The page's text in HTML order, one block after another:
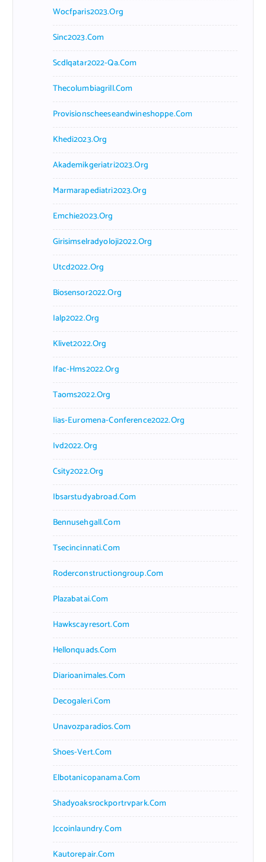
Wocfparis2023.org
Sinc2023.com
Scdlqatar2022-Qa.com
Thecolumbiagrill.com
Provisionscheeseandwineshoppe.com
Khedi2023.org
Akademikgeriatri2023.org
Marmarapediatri2023.org
Emchie2023.org
Girisimselradyoloji2022.org
Utcd2022.org
Biosensor2022.org
Ialp2022.org
Klivet2022.org
Ifac-Hms2022.org
Taoms2022.org
Iias-Euromena-Conference2022.org
Ivd2022.org
Csity2022.org
Ibsarstudyabroad.com
Bennusehgall.com
Tsecincinnati.com
Roderconstructiongroup.com
Plazabatai.com
Hawkscayresort.com
Hellonquads.com
Diarioanimales.com
Decogaleri.com
Unavozparadios.com
Shoes-Vert.com
Elbotanicopanama.com
Shadyoaksrockportrvpark.com
Jccoinlaundry.com
Kautorepair.com